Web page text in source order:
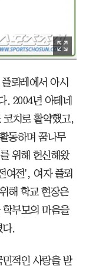
뢰레에서 아시
. 2004년 아테네
코치로 활약했고,
동하며 꿈나무
위해 헌신해왔
여전', 여자 플뢰
해 학교 현장은
부모의 마음을
다.
적인 사랑을 받